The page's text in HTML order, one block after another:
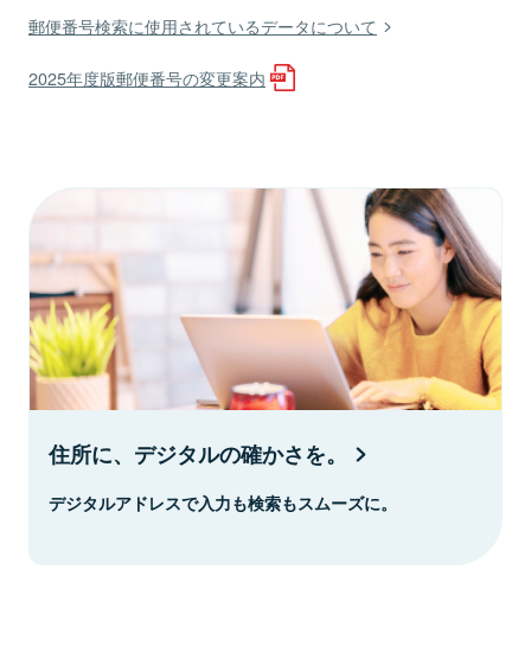
郵便番号検索に使用されているデータについて
2025年度版郵便番号の変更案内
住所に、デジタルの確かさを。
デジタルアドレスで入力も検索もスムーズに。